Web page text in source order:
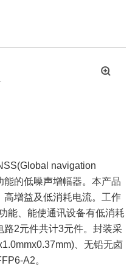
拡
navigation
的低噪声增幅器。本产品
高增益及低消耗电流。工作
能、能使通讯设备有低消耗
路2元件共计3元件。封装采
、无铅无卤
A2。